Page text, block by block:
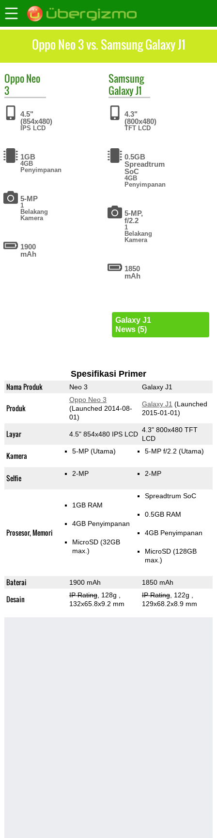
Oppo Neo 3 vs. Samsung Galaxy J1
OppoNeo
3
4.5"
(854x480)
IPS LCD
1GB
4GB
Penyimpanan
5-MP
1
Belakang
Kamera
1900
mAh
Samsung
Galaxy J1
4.3"
(800x480)
TFT LCD
0.5GB
Spreadtrum
SoC
4GB
Penyimpanan
5-MP,
f/2.2
1
Belakang
Kamera
1850
mAh
Galaxy J1
News (5)
Spesifikasi Primer
Nama Produk Neo 3 Galaxy J1
Produk
Oppo Neo 3
(Launched 2014-08-
01)
Galaxy J1 (Launched
2015-01-01)
Layar 4.5" 854x480 IPS LCD
4.3" 800x480 TFT
LCD
Kamera 5-MP (Utama) 5-MP f/2.2 (Utama)
Selfie 2-MP 2-MP
Prosesor, Memori
1GB RAM
4GB Penyimpanan
MicroSD (32GB
max.)
Spreadtrum SoC
0.5GB RAM
4GB Penyimpanan
MicroSD (128GB
max.)
Baterai 1900 mAh 1850 mAh
Desain IP Rating, 128g
132x65.8x9.2 mm
IP Rating, 122g
129x68.2x8.9 mm